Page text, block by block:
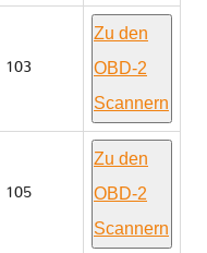
103
Zu den
OBD-2
Scannern
105
Zu den
OBD-2
Scannern